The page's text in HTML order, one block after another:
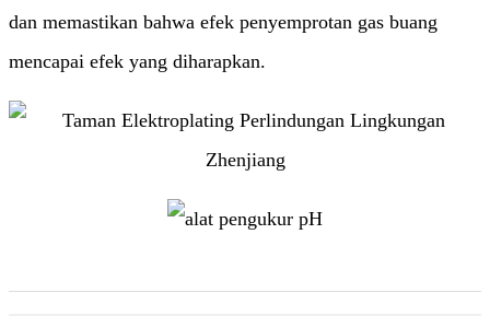
dan memastikan bahwa efek penyemprotan gas buang
mencapai efek yang diharapkan.